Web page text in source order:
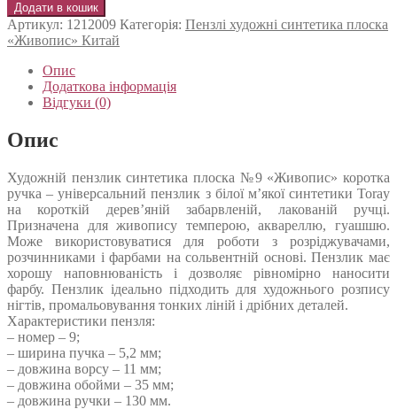
Додати в кошик
Артикул: 1212009 Категорія: Пензлі художні синтетика плоска
«Живопис» Китай
Опис
Додаткова інформація
Відгуки (0)
Опис
Художній пензлик синтетика плоска №9 «Живопис» коротка
ручка – універсальний пензлик з білої м’якої синтетики Toray
на короткій дерев’яній забарвленій, лакованій ручці.
Призначена для живопису темперою, аквареллю, гуашшю.
Може використовуватися для роботи з розріджувачами,
розчинниками і фарбами на сольвентній основі. Пензлик має
хорошу наповнюваність і дозволяє рівномірно наносити
фарбу. Пензлик ідеально підходить для художнього розпису
нігтів, промальовування тонких ліній і дрібних деталей.
Характеристики пензля:
– номер – 9;
– ширина пучка – 5,2 мм;
– довжина ворсу – 11 мм;
– довжина обойми – 35 мм;
– довжина ручки – 130 мм.